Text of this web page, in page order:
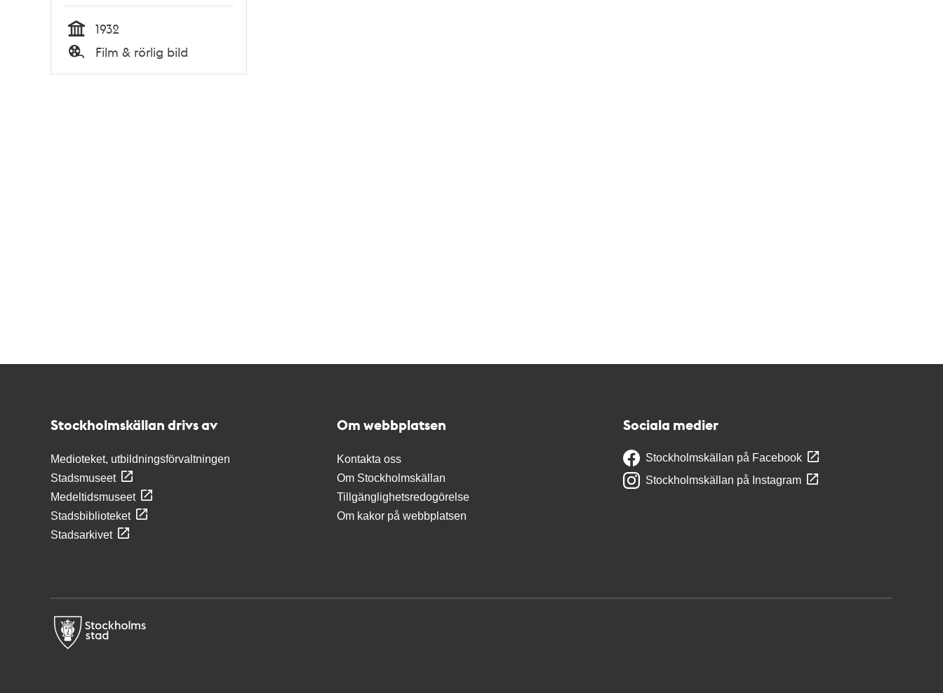
Tid
1932
Film & rörlig bild
Stockholmskällan drivs av
Medioteket, utbildningsförvaltningen
Stadsmuseet
Medeltidsmuseet
Stadsbiblioteket
Stadsarkivet
Om webbplatsen
Kontakta oss
Om Stockholmskällan
Tillgänglighetsredogörelse
Om kakor på webbplatsen
Sociala medier
Stockholmskällan på Facebook
Stockholmskällan på Instagram